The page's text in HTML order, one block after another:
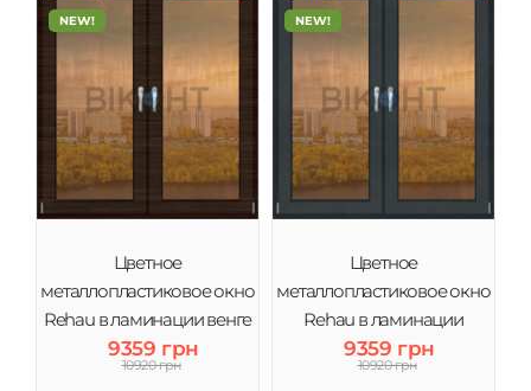
NEW!
Цветное
металлопластиковое окно
Rehau в ламинации венге
тонировка бронза
9359 грн
10920 грн
NEW!
Цветное
металлопластиковое окно
Rehau в ламинации
Антрацит тонировка
бронза
9359 грн
10920 грн